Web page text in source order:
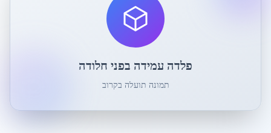
פלדה עמידה בפני חלודה
תמונה תועלה בקרוב